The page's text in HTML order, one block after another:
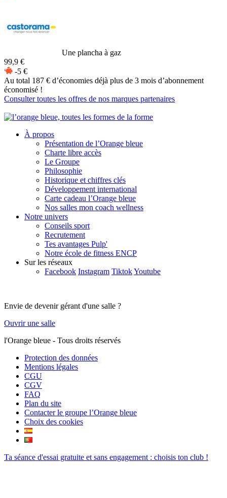
Une plancha à gaz
99,9 €
-5 €
Au total 187 € d’économies déjà plus de 3 mois d’abonnement
économisé !
Consulter toutes les offres de nos marques partenaires
À propos
Présentation de l’Orange bleue
Charte libre accès
Le Groupe
Philosophie
Historique et chiffres clés
Développement international
Carte cadeau l’Orange bleue
Nos salles mon coach wellness
Notre univers
Conseils sport
Recrutement
Tes avantages Pulp'
Notre école de fitness ENCP
Sur les réseaux
Facebook Instagram TiktokYoutube
Envie de devenir gérant d'une salle ?
Ouvrir une salle
l'Orange bleue - Tous droits réservés
Protection des données
Mentions légales
CGU
CGV
FAQ
Plan du site
Contacter le groupe l’Orange bleue
Choix des cookies
Ta séance d'essai gratuite et sans engagement : choisis ton club !